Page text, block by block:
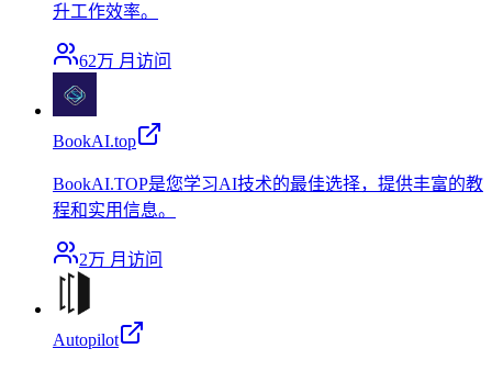
升工作效率。
62万 月访问
BookAI.top
BookAI.TOP是您学习AI技术的最佳选择，提供丰富的教
程和实用信息。
2万 月访问
Autopilot